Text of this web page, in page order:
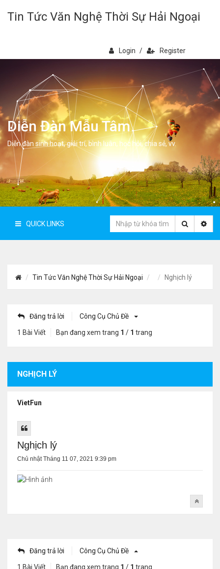
Tin Tức Văn Nghệ Thời Sự Hải Ngoại
Login / Register
Diễn Đàn Mẫu Tâm
Diễn đàn sinh hoạt, giải trí, bình luân, học hỏi, chia sẻ, vv.
QUICK LINKS
Tin Tức Văn Nghệ Thời Sự Hải Ngoại Nghịch lý
Đăng trả lời Công Cụ Chủ Đề
1 Bài Viết Bạn đang xem trang 1 / 1 trang
NGHỊCH LÝ
VietFun
Nghịch lý
Chủ nhật Tháng 11 07, 2021 9:39 pm
Đăng trả lời Công Cụ Chủ Đề
1 Bài Viết Bạn đang xem trang 1 / 1 trang